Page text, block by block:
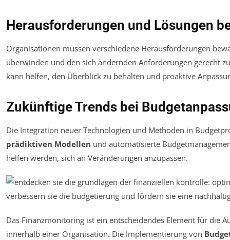
Herausforderungen und Lösungen
Organisationen müssen verschiedene Herausforderungen
überwinden und den sich ändernden Anforderungen gerecht
kann helfen, den Überblick zu behalten und proaktive
Zukünftige Trends bei
Die Integration neuer Technologien und Methoden in
prädiktiven Modellen und automatisierte
helfen werden, sich an Veränderungen anzupassen.
Das Finanzmonitoring ist ein entscheidendes Element für die
innerhalb einer Organisation. Die Implementierung von